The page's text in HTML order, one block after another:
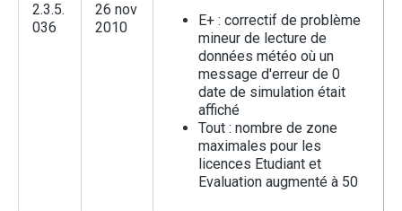
2.3.5.
036
26 nov
2010
E+ : correctif de problème
mineur de lecture de
données météo où un
message d'erreur de 0
date de simulation était
affiché
Tout : nombre de zone
maximales pour les
licences Etudiant et
Evaluation augmenté à 50